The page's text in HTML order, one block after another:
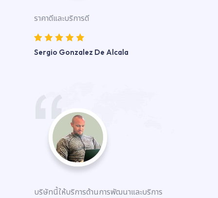
ราคาดีและบริการดี
Sergio Gonzalez De Alcala
บริษัทนี้ให้บริการด้านการพัฒนาและบริการ